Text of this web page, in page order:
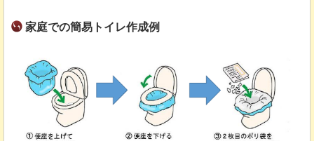
家庭での簡易トイレ作成例